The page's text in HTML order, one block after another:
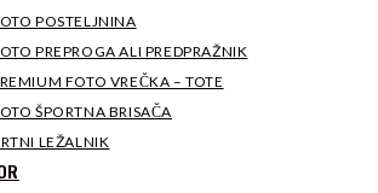
POSTELJNINA
PREPROGA ALI PREDPRAŽNIK
FOTO VREČKA – TOTE
ŠPORTNA BRISAČA
LEŽALNIK